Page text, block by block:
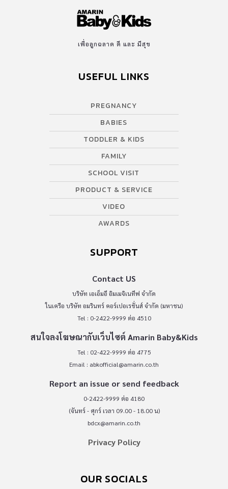
เพื่อลูกฉลาด ดี และ มีสุข
USEFUL LINKS
PREGNANCY
BABIES
TODDLER & KIDS
FAMILY
SCHOOL VISIT
PRODUCT & SERVICE
VIDEO
AWARDS
SUPPORT
Contact US
บริษัท เอเอ็มอี อิมเมจิเนทีฟ จำกัด
ในเครือ บริษัท อมรินทร์ คอร์เปอเรชั่นส์ จำกัด (มหาชน)
Tel : 0-2422-9999 ต่อ 4510
สนใจลงโฆษณากับเว็บไซต์ Amarin Baby&Kids
Tel : 02-422-9999 ต่อ 4775
Email : abkofficial@amarin.co.th
Report an issue or send feedback
0-2422-9999 ต่อ 4180
(จันทร์ - ศุกร์ เวลา 09.00 - 18.00 น)
bdcx@amarin.co.th
Privacy Policy
OUR SOCIALS